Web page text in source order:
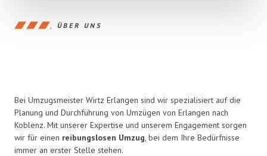
ÜBER UNS
Bei Umzugsmeister Wirtz Erlangen sind wir spezialisiert auf die
Planung und Durchführung von Umzügen von Erlangen nach
Koblenz. Mit unserer Expertise und unserem Engagement sorgen
wir für einen reibungslosen Umzug, bei dem Ihre Bedürfnisse
immer an erster Stelle stehen.